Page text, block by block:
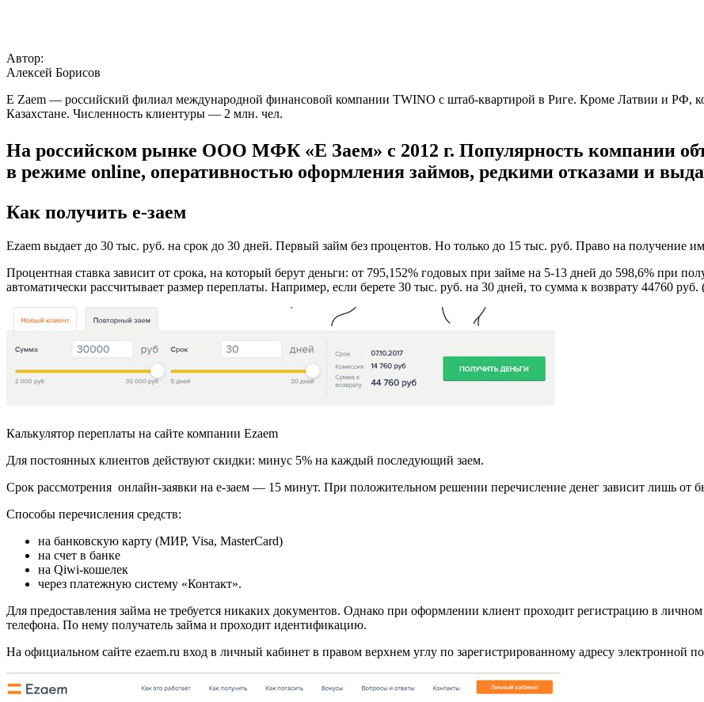
Автор:
Алексей Борисов
E Zaem — российский филиал международной финансовой компании TWINO с штаб-квартирой в Риге. Кроме Латвии и РФ,
Казахстане. Численность клиентуры — 2 млн. чел.
На российском рынке ООО МФК «Е Заем» с 2012 г. Популярность компании
в режиме online, оперативностью оформления займов, редкими отказами и
Как получить е-заем
Ezaem выдает до 30 тыс. руб. на срок до 30 дней. Первый займ без процентов. Но только до 15 тыс. руб. Право на получение
Процентная ставка зависит от срока, на который берут деньги: от 795,152% годовых при займе на 5-13 дней до 598,6% при
автоматически рассчитывает размер переплаты. Например, если берете 30 тыс. руб. на 30 дней, то сумма к возврату 44760
Калькулятор переплаты на сайте компании Ezaem
Для постоянных клиентов действуют скидки: минус 5% на каждый последующий заем.
Срок рассмотрения онлайн-заявки на е-заем — 15 минут. При положительном решении перечисление денег зависит лишь от
Способы перечисления средств:
на банковскую карту (МИР, Visa, MasterCard)
на счет в банке
на Qiwi-кошелек
через платежную систему «Контакт».
Для предоставления займа не требуется никаких документов. Однако при оформлении клиент проходит регистрацию в
телефона. По нему получатель займа и проходит идентификацию.
На официальном сайте ezaem.ru вход в личный кабинет в правом верхнем углу по зарегистрированному адресу электронной